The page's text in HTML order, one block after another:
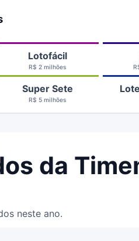
Lotofácil
R$ 2 milhões
Super Sete
R$ 5 milhões
da
neste ano.